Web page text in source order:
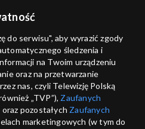
ANULUJ
do serwisu", aby wyrazić zgody
śledzenia i
na Twoim urządzeniu
oraz na przetwarzanie
nas, czyli Telewizję Polską
„TVP”), Zaufanych
oraz pozostałych Zaufanych
marketingowych (w tym do